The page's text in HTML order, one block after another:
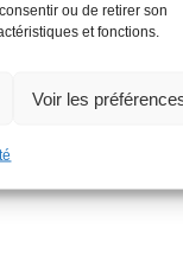
ou de retirer son
et fonctions.
Voir les